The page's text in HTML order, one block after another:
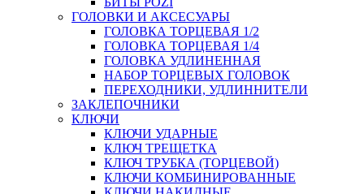
ГОЛОВКИ И АКСЕСУАРЫ
ГОЛОВКА ТОРЦЕВАЯ 1/2
ГОЛОВКА ТОРЦЕВАЯ 1/4
ГОЛОВКА УДЛИНЕННАЯ
НАБОР ТОРЦЕВЫХ ГОЛОВОК
ПЕРЕХОДНИКИ, УДЛИННИТЕЛИ
ЗАКЛЕПОЧНИКИ
КЛЮЧИ
КЛЮЧИ УДАРНЫЕ
КЛЮЧ ТРЕЩЕТКА
КЛЮЧ ТРУБКА (ТОРЦЕВОЙ)
КЛЮЧИ КОМБИНИРОВАННЫЕ